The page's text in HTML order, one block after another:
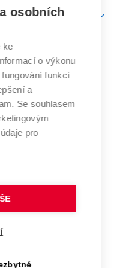
učení
technické
osobních
ke
o výkonu
funkcí
a
Se souhlasem
pro